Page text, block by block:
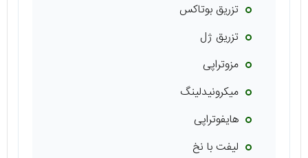
تزریق بوتاکس
تزریق ژل
مزوتراپی
میکرونیدلینگ
هایفوتراپی
لیفت با نخ